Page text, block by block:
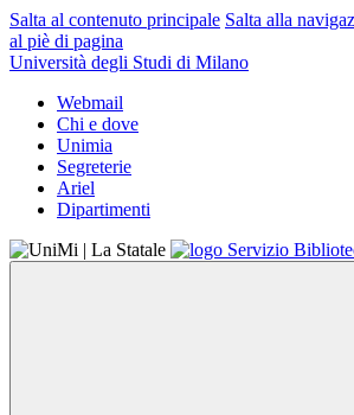
Salta al contenuto principale Salta alla
al piè di pagina
Università degli Studi di Milano
Webmail
Chi e dove
Unimia
Segreterie
Ariel
Dipartimenti